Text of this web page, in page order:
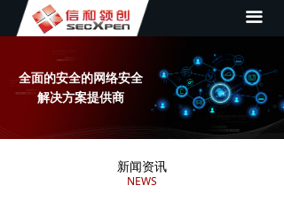
全面的安全的网络安全
解决方案提供商
끀
首页
关于我们
新闻资讯
产品展示
新闻资讯
NEWS